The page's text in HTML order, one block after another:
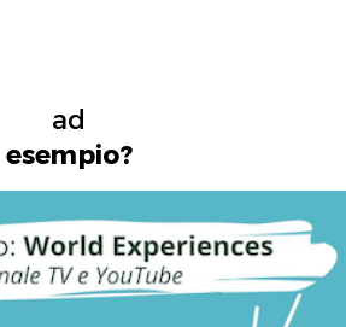
ad
esempio?